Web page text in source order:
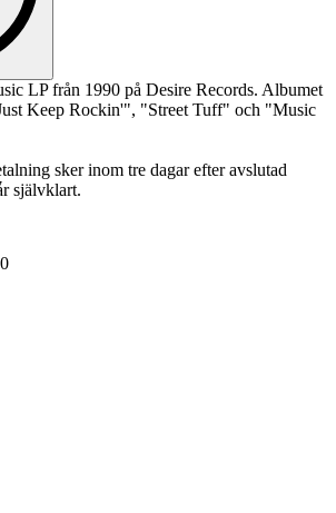
LP från 1990 på Desire Records. Albumet
Keep Rockin'", "Street Tuff" och "Music
sker inom tre dagar efter avslutad
självklart.